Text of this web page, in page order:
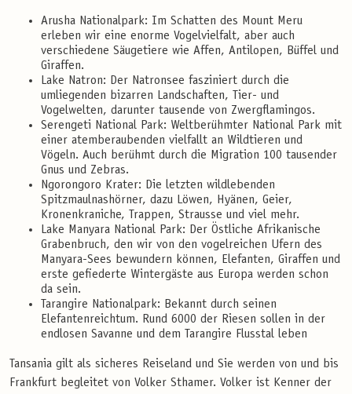
Arusha Nationalpark: Im Schatten des Mount Meru
erleben wir eine enorme Vogelvielfalt, aber auch
verschiedene Säugetiere wie Affen, Antilopen, Büffel und
Giraffen.
Lake Natron: Der Natronsee fasziniert durch die
umliegenden bizarren Landschaften, Tier- und
Vogelwelten, darunter tausende von Zwergflamingos.
Serengeti National Park: Weltberühmter National Park mit
einer atemberaubenden vielfallt an Wildtieren und
Vögeln. Auch berühmt durch die Migration 100 tausender
Gnus und Zebras.
Ngorongoro Krater: Die letzten wildlebenden
Spitzmaulnashörner, dazu Löwen, Hyänen, Geier,
Kronenkraniche, Trappen, Strausse und viel mehr.
Lake Manyara National Park: Der Östliche Afrikanische
Grabenbruch, den wir von den vogelreichen Ufern des
Manyara-Sees bewundern können, Elefanten, Giraffen und
erste gefiederte Wintergäste aus Europa werden schon
da sein.
Tarangire Nationalpark: Bekannt durch seinen
Elefantenreichtum. Rund 6000 der Riesen sollen in der
endlosen Savanne und dem Tarangire Flusstal leben
Tansania gilt als sicheres Reiseland und Sie werden von und bis
Frankfurt begleitet von Volker Sthamer. Volker ist Kenner der